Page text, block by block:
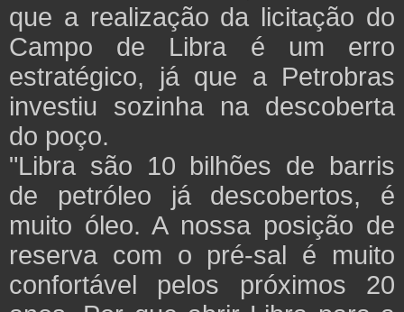
que a realização da licitação do
Campo de Libra é um erro
estratégico, já que a Petrobras
investiu sozinha na descoberta
do poço.
"Libra são 10 bilhões de barris
de petróleo já descobertos, é
muito óleo. A nossa posição de
reserva com o pré-sal é muito
confortável pelos próximos 20